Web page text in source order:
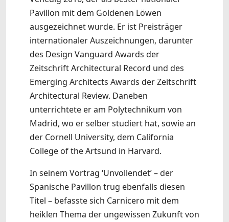
Pavillon mit dem Goldenen Löwen
ausgezeichnet wurde. Er ist Preisträger
internationaler Auszeichnungen, darunter
des Design Vanguard Awards der
Zeitschrift Architectural Record und des
Emerging Architects Awards der Zeitschrift
Architectural Review. Daneben
unterrichtete er am Polytechnikum von
Madrid, wo er selber studiert hat, sowie an
der Cornell University, dem California
College of the Artsund in Harvard.
In seinem Vortrag ‘Unvollendet’ – der
Spanische Pavillon trug ebenfalls diesen
Titel – befasste sich Carnicero mit dem
heiklen Thema der ungewissen Zukunft von